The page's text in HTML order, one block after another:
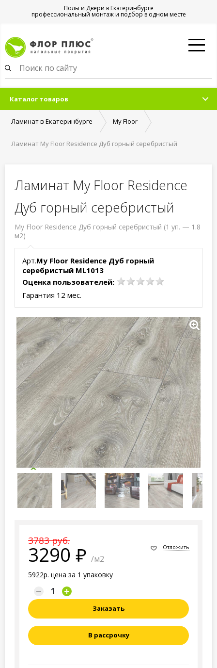
Полы и Двери в Екатеринбурге
профессиональный монтаж и подбор в одном месте
Каталог товаров
Ламинат в Екатеринбурге My Floor
Ламинат My Floor Residence Дуб горный серебристый
Ламинат My Floor Residence
Дуб горный серебристый
My Floor Residence Дуб горный серебристый (1 уп. — 1.8
м2)
Арт.My Floor Residence Дуб горный
серебристый ML1013
Оценка пользователей:
Гарантия 12 мес.
3783 руб.
3290 /м2
5922р. цена за 1 упаковку
Отложить
Заказать
В рассрочку